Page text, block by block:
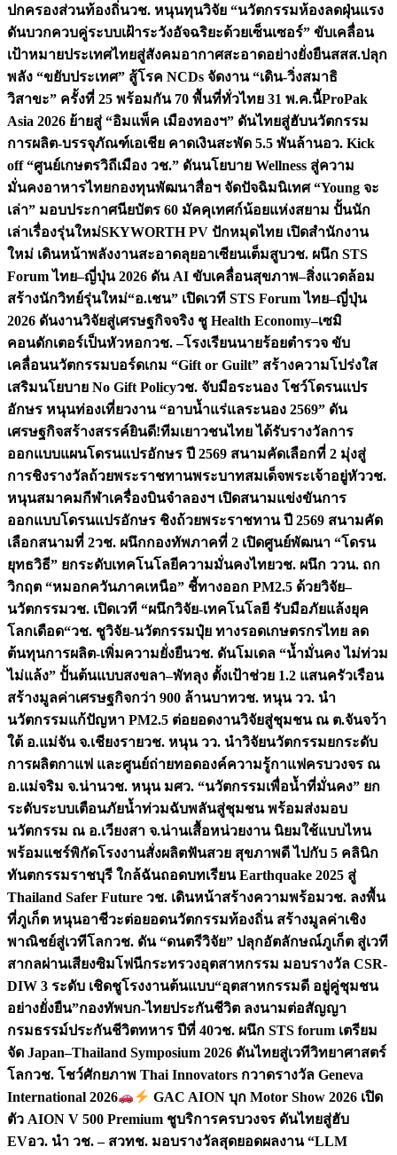
ปกครองส่วนท้องถิ่นวช. หนุนทุนวิจัย “นวัตกรรมห้องลดฝุ่นแรง
ดันบวกควบคู่ระบบเฝ้าระวังอัจฉริยะด้วยเซ็นเซอร์” ขับเคลื่อน
เป้าหมายประเทศไทยสู่สังคมอากาศสะอาดอย่างยั่งยืนสสส.ปลุก
พลัง “ขยับประเทศ” สู้โรค NCDs จัดงาน “เดิน-วิ่งสมาธิ
วิสาขะ” ครั้งที่ 25 พร้อมกัน 70 พื้นที่ทั่วไทย 31 พ.ค.นี้ProPak
Asia 2026 ย้ายสู่ “อิมแพ็ค เมืองทองฯ” ดันไทยสู่ฮับนวัตกรรม
การผลิต-บรรจุภัณฑ์เอเชีย คาดเงินสะพัด 5.5 พันล้านอว. Kick
off “ศูนย์เกษตรวิถีเมือง วช.” ดันนโยบาย Wellness สู่ความ
มั่นคงอาหารไทยกองทุนพัฒนาสื่อฯ จัดปัจฉิมนิเทศ “Young จะ
เล่า” มอบประกาศนียบัตร 60 มัคคุเทศก์น้อยแห่งสยาม ปั้นนัก
เล่าเรื่องรุ่นใหม่SKYWORTH PV ปักหมุดไทย เปิดสำนักงาน
ใหม่ เดินหน้าพลังงานสะอาดลุยอาเซียนเต็มสูบวช. ผนึก STS
Forum ไทย–ญี่ปุ่น 2026 ดัน AI ขับเคลื่อนสุขภาพ–สิ่งแวดล้อม
สร้างนักวิทย์รุ่นใหม่“อ.เชน” เปิดเวที STS Forum ไทย–ญี่ปุ่น
2026 ดันงานวิจัยสู่เศรษฐกิจจริง ชู Health Economy–เซมิ
คอนดักเตอร์เป็นหัวหอกวช. –โรงเรียนนายร้อยตำรวจ ขับ
เคลื่อนนวัตกรรมบอร์ดเกม “Gift or Guilt” สร้างความโปร่งใส
เสริมนโยบาย No Gift Policyวช. จับมือระนอง โชว์โดรนแปร
อักษร หนุนท่องเที่ยวงาน “อาบน้ำแร่แลระนอง 2569” ดัน
เศรษฐกิจสร้างสรรค์ยินดี!ทีมเยาวชนไทย ได้รับรางวัลการ
ออกแบบแผนโดรนแปรอักษร ปี 2569 สนามคัดเลือกที่ 2 มุ่งสู่
การชิงรางวัลถ้วยพระราชทานพระบาทสมเด็จพระเจ้าอยู่หัววช.
หนุนสมาคมกีฬาเครื่องบินจำลองฯ เปิดสนามแข่งขันการ
ออกแบบโดรนแปรอักษร ชิงถ้วยพระราชทาน ปี 2569 สนามคัด
เลือกสนามที่ 2วช. ผนึกกองทัพภาคที่ 2 เปิดศูนย์พัฒนา “โดรน
ยุทธวิธี” ยกระดับเทคโนโลยีความมั่นคงไทยวช. ผนึก ววน. ถก
วิกฤต “หมอกควันภาคเหนือ” ชี้ทางออก PM2.5 ด้วยวิจัย–
นวัตกรรมวช. เปิดเวที “ผนึกวิจัย-เทคโนโลยี รับมือภัยแล้งยุค
โลกเดือด“วช. ชูวิจัย-นวัตกรรมปุ๋ย ทางรอดเกษตรกรไทย ลด
ต้นทุนการผลิต-เพิ่มความยั่งยืนวช. ดันโมเดล “น้ำมั่นคง ไม่ท่วม
ไม่แล้ง” ปั้นต้นแบบสงขลา–พัทลุง ตั้งเป้าช่วย 1.2 แสนครัวเรือน
สร้างมูลค่าเศรษฐกิจกว่า 900 ล้านบาทวช. หนุน วว. นำ
นวัตกรรมแก้ปัญหา PM2.5 ต่อยอดงานวิจัยสู่ชุมชน ณ ต.จันจว้า
ใต้ อ.แม่จัน จ.เชียงรายวช. หนุน วว. นำวิจัยนวัตกรรมยกระดับ
การผลิตกาแฟ และศูนย์ถ่ายทอดองค์ความรู้กาแฟครบวงจร ณ
อ.แม่จริม จ.น่านวช. หนุน มศว. “นวัตกรรมเพื่อน้ำที่มั่นคง” ยก
ระดับระบบเตือนภัยน้ำท่วมฉับพลันสู่ชุมชน พร้อมส่งมอบ
นวัตกรรม ณ อ.เวียงสา จ.น่านเสื้อหน่วยงาน นิยมใช้แบบไหน
พร้อมแชร์พิกัดโรงงานสั่งผลิตฟันสวย สุขภาพดี ไปกับ 5 คลินิก
ทันตกรรมราชบุรี ใกล้ฉันถอดบทเรียน Earthquake 2025 สู่
Thailand Safer Future วช. เดินหน้าสร้างความพร้อมวช. ลงพื้น
ที่ภูเก็ต หนุนอาชีวะต่อยอดนวัตกรรมท้องถิ่น สร้างมูลค่าเชิง
พาณิชย์สู่เวทีโลกวช. ดัน “ดนตรีวิจัย” ปลุกอัตลักษณ์ภูเก็ต สู่เวที
สากลผ่านเสียงซิมโฟนีกระทรวงอุตสาหกรรม มอบรางวัล CSR-
DIW 3 ระดับ เชิดชูโรงงานต้นแบบ“อุตสาหกรรมดี อยู่คู่ชุมชน
อย่างยั่งยืน”กองทัพบก-ไทยประกันชีวิต ลงนามต่อสัญญา
กรมธรรม์ประกันชีวิตทหาร ปีที่ 40วช. ผนึก STS forum เตรียม
จัด Japan–Thailand Symposium 2026 ดันไทยสู่เวทีวิทยาศาสตร์
โลกวช. โชว์ศักยภาพ Thai Innovators กวาดรางวัล Geneva
International 2026
GAC AION บุก Motor Show 2026 เปิด
ตัว AION V 500 Premium ชูบริการครบวงจร ดันไทยสู่ฮับ
EVอว. นำ วช. – สวทช. มอบรางวัลสุดยอดผลงาน “LLM